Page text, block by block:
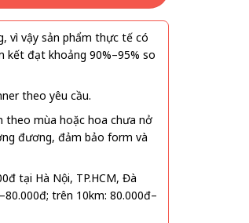
vì vậy sản phẩm thực tế có
kết đạt khoảng 90%–95% so
theo yêu cầu.
theo mùa hoặc hoa chưa nở
đương, đảm bảo form và
tại Hà Nội, TP.HCM, Đà
trên 10km: 80.000đ–